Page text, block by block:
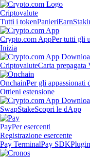
Criptovalute
Tutti i tokenPanieriEarn
Crypto.com AppPer tutti gli
Inizia
CriptovaluteCarta prepagata
OnchainPer gli appassionati
Ottieni estensione
SwapStakeScopri le dApp
PayPer esercenti
Registrazione esercente
Pay TerminalPay SDK